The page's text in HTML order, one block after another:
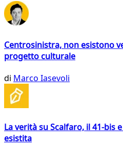
Centrosinistra, non esistono
progetto culturale
di Marco Iasevoli
La verità su Scalfaro, il 41-bis
esistita